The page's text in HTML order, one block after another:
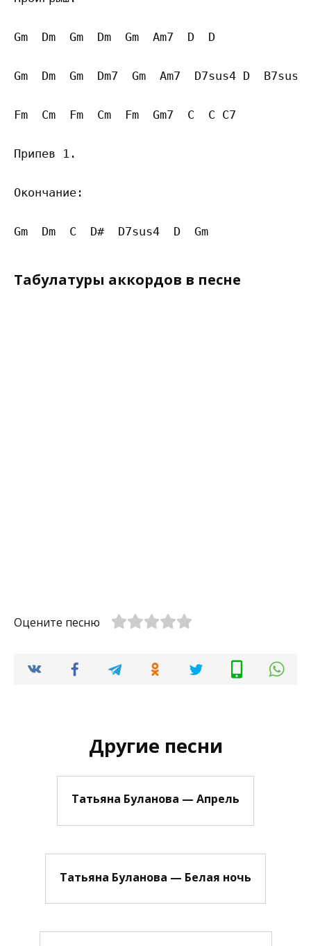
Gm  Dm  Gm  Dm  Gm  Am7  D  D
Gm  Dm  Gm  Dm7  Gm  Am7  D7sus4 D  B7sus4
Fm  Cm  Fm  Cm  Fm  Gm7  C  C C7
Припев 1.
Окончание:
Табулатуры аккордов в песне
Оцените песню
Другие песни
Татьяна Буланова — Апрель
Татьяна Буланова — Белая ночь